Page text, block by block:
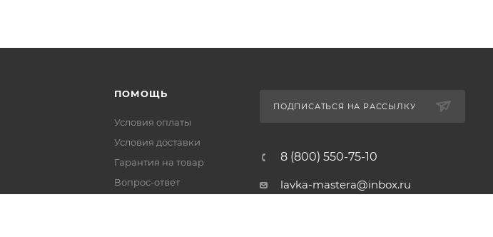
ПОМОЩЬ
Условия оплаты
Условия доставки
Гарантия на товар
Вопрос-ответ
ПОДПИСАТЬСЯ НА РАССЫЛКУ
8 (800) 550-75-10
lavka-mastera@inbox.ru